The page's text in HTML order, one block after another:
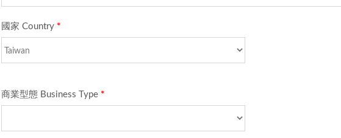
國家 Country *
商業型態 Business Type *